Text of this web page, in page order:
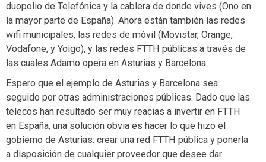
duopolio de Telefónica y la cablera de donde vives (Ono en
la mayor parte de España). Ahora están también las redes
wifi municipales, las redes de móvil (Movistar, Orange,
Vodafone, y Yoigo), y las redes FTTH públicas a través de
las cuales Adamo opera en Asturias y Barcelona.
Espero que el ejemplo de Asturias y Barcelona sea
seguido por otras administraciones públicas. Dado que las
telecos han resultado ser muy reacias a invertir en FTTH
en España, una solución obvia es hacer lo que hizo el
gobierno de Asturias: crear una red FTTH pública y ponerla
a disposición de cualquier proveedor que desee dar